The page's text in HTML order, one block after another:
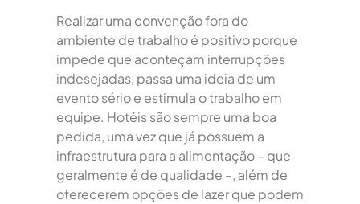
Realizar uma convenção fora do
ambiente de trabalho é positivo porque
impede que aconteçam interrupções
indesejadas, passa uma ideia de um
evento sério e estimula o trabalho em
equipe. Hotéis são sempre uma boa
pedida, uma vez que já possuem a
infraestrutura para a alimentação – que
geralmente é de qualidade –, além de
oferecerem opções de lazer que podem